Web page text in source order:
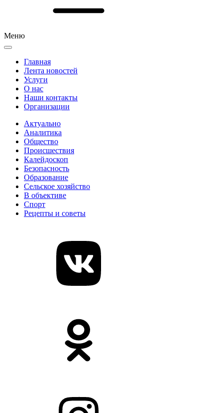
Меню
Главная
Лента новостей
Услуги
О нас
Наши контакты
Организации
Актуально
Аналитика
Общество
Происшествия
Калейдоскоп
Безопасность
Образование
Сельское хозяйство
В объективе
Спорт
Рецепты и советы